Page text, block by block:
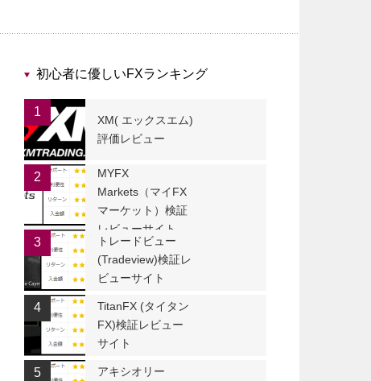
初心者に優しいFXランキング
1
XM( エックスエム)
評価レビュー
2
MYFX
Markets（マイFX
マーケット）検証
レビューサイト
3
トレードビュー
(Tradeview)検証レ
ビューサイト
4
TitanFX (タイタン
FX)検証レビュー
サイト
5
アキシオリー